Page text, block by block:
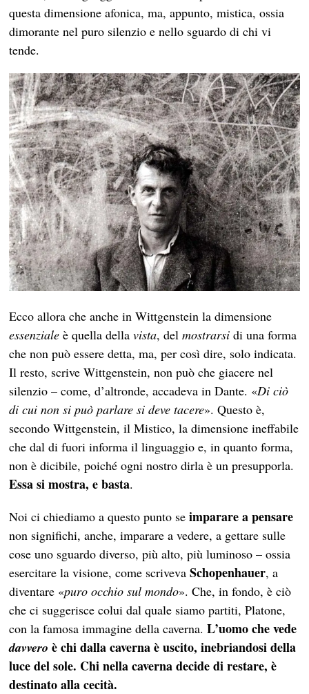
questa dimensione afonica, ma, appunto, mistica, ossia
dimorante nel puro silenzio e nello sguardo di chi vi
tende.
Ecco allora che anche in Wittgenstein la dimensione
essenziale è quella dellavista, delmostrarsi di una forma
che non può essere detta, ma, per così dire, solo indicata.
Il resto, scrive Wittgenstein, non può che giacere nel
silenzio – come, d’altronde, accadeva in Dante. «Di ciò
di cui non si può parlare si deve tacere». Questo è,
secondo Wittgenstein, il Mistico, la dimensione ineffabile
che dal di fuori informa il linguaggio e, in quanto forma,
non è dicibile, poiché ogni nostro dirla è un presupporla.
Essa si mostra, e basta.
Noi ci chiediamo a questo punto seimparare a pensare
non significhi, anche, imparare a vedere, a gettare sulle
cose uno sguardo diverso, più alto, più luminoso – ossia
esercitare la visione, come scrivevaSchopenhauer, a
diventare «puro occhio sul mondo». Che, in fondo, è ciò
che ci suggerisce colui dal quale siamo partiti, Platone,
con la famosa immagine della caverna.L’uomo che vede
davvero è chi dalla caverna è uscito, inebriandosi della
luce del sole. Chi nella caverna decide di restare, è
destinato alla cecità.